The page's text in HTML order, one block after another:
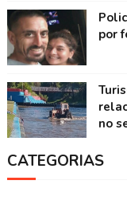
por
no
CATEGORIAS